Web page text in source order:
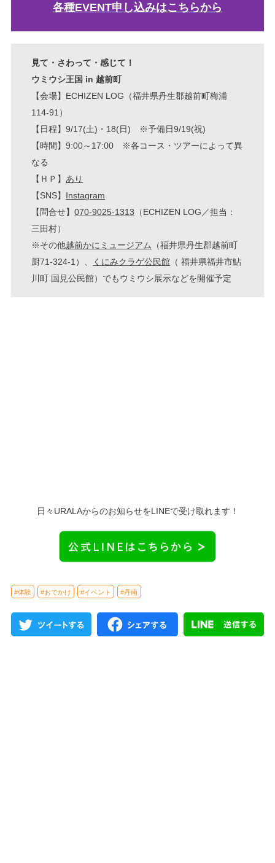
各種EVENT申し込みはこちらから
見て・さわって・感じて！
ウミウシ王国 in 越前町
【会場】ECHIZEN LOG（福井県丹生郡越前町梅浦
114-91）
【日程】9/17(土)・18(日) ※予備日9/19(祝)
【時間】9:00～17:00 ※各コース・ツアーによって異
なる
【ＨＰ】 あり
【SNS】 Instagram
【問合せ】070-9025-1313 （ECHIZEN LOG／担当：
三田村）
※その他越前かにミュージアム
（福井県丹生郡越前町
厨71-324-1）、
くにみクラゲ公民館 （ 福井県福井市鮎
川町 国見公民館）でもウミウシ展示などを開催予定
日々URALAからのお知らせをLINEで受け取れます！
#体験 #おでかけ #イベント #丹南